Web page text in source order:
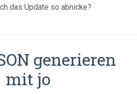
das Update so abnicke?
generieren
mit jo